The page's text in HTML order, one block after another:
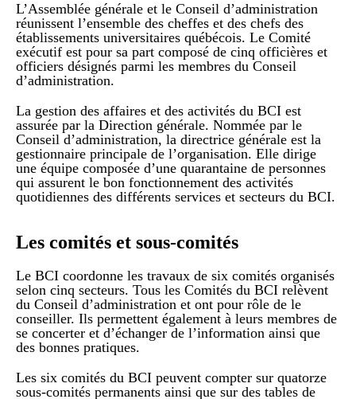
L’Assemblée générale et le Conseil d’administration
réunissent l’ensemble des cheffes et des chefs des
établissements universitaires québécois. Le Comité
exécutif est pour sa part composé de cinq officières et
officiers désignés parmi les membres du Conseil
d’administration.
La gestion des affaires et des activités du BCI est
assurée par la Direction générale. Nommée par le
Conseil d’administration, la directrice générale est la
gestionnaire principale de l’organisation. Elle dirige
une équipe composée d’une quarantaine de personnes
qui assurent le bon fonctionnement des activités
quotidiennes des différents services et secteurs du BCI.
Les comités et sous-comités
Le BCI coordonne les travaux de six comités organisés
selon cinq secteurs. Tous les Comités du BCI relèvent
du Conseil d’administration et ont pour rôle de le
conseiller. Ils permettent également à leurs membres de
se concerter et d’échanger de l’information ainsi que
des bonnes pratiques.
Les six comités du BCI peuvent compter sur quatorze
sous-comités permanents ainsi que sur des tables de